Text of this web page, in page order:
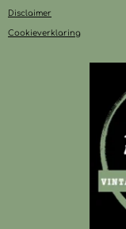
Disclaimer
Cookieverklaring